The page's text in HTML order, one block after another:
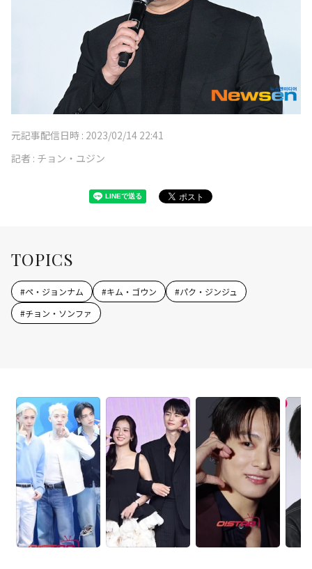
元記事配信日時 : 2023/02/14 22:41
記者 : チョン・ユジン
TOPICS
#ペ・ジョンナム #キム・ゴウン #パク・ジンジュ
#チョン・ソンファ